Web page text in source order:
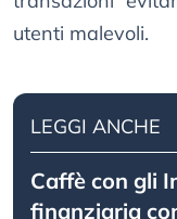
utenti malevoli.
LEGGI ANCHE
Caffè con gli
finanziaria